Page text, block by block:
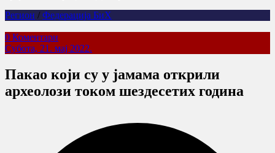
Регион / Федерација БиХ
0 Коментари
Субота, 21. мај 2022.
Пакао који су у јамама открили
археолози током шездесетих година